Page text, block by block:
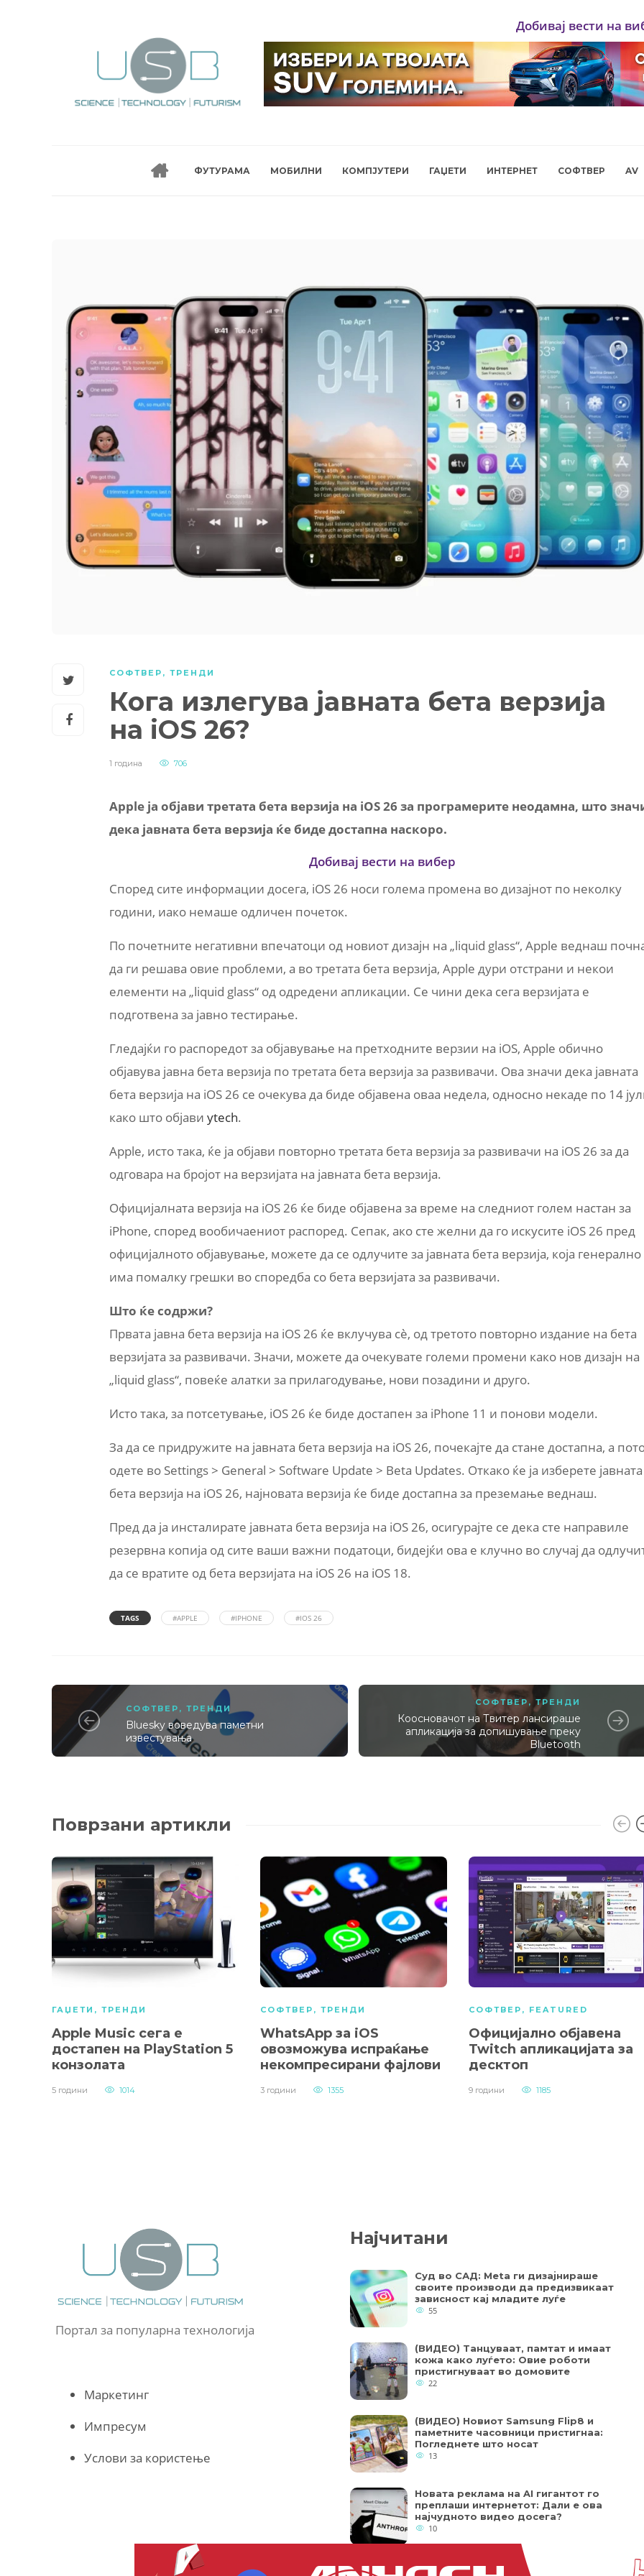
Добивај вести на
ФУТУРАМА МОБИЛНИ КОМПЈУТЕРИ ГАЏЕТИ ИНТЕРНЕТ СОФТВЕР AV
СОФТВЕР , ТРЕНДИ
Кога излегува јавната бета верзија
на iOS 26?
1 година 706
Apple ја објави третата бета верзија на iOS 26 за програмерите неодамна, што
дека јавната бета верзија ќе биде достапна наскоро.
Добивај вести на вибер
Според сите информации досега, iOS 26 носи голема промена во дизајнот по неколку
години, иако немаше одличен почеток.
По почетните негативни впечатоци од новиот дизајн на „liquid glass“, Apple веднаш
да ги решава овие проблеми, а во третата бета верзија, Apple дури отстрани и некои
елементи на „liquid glass“ од одредени апликации. Се чини дека сега верзијата е
подготвена за јавно тестирање.
Гледајќи го распоредот за објавување на претходните верзии на iOS, Apple обично
објавува јавна бета верзија по третата бета верзија за развивачи. Ова значи дека јавната
бета верзија на iOS 26 се очекува да биде објавена оваа недела, односно некаде по 14
како што објави ytech.
Apple, исто така, ќе ја објави повторно третата бета верзија за развивачи на iOS 26 за да
одговара на бројот на верзијата на јавната бета верзија.
Официјалната верзија на iOS 26 ќе биде објавена за време на следниот голем настан за
iPhone, според вообичаениот распоред. Сепак, ако сте желни да го искусите iOS 26 пред
официјалното објавување, можете да се одлучите за јавната бета верзија, која генерално
има помалку грешки во споредба со бета верзијата за развивачи.
Што ќе содржи?
Првата јавна бета верзија на iOS 26 ќе вклучува сè, од третото повторно издание на бета
верзијата за развивачи. Значи, можете да очекувате големи промени како нов дизајн на
„liquid glass“, повеќе алатки за прилагодување, нови позадини и друго.
Исто така, за потсетување, iOS 26 ќе биде достапен за iPhone 11 и понови модели.
За да се придружите на јавната бета верзија на iOS 26, почекајте да стане достапна, а
одете во Settings > General > Software Update > Beta Updates. Откако ќе ја изберете јавната
бета верзија на iOS 26, најновата верзија ќе биде достапна за преземање веднаш.
Пред да ја инсталирате јавната бета верзија на iOS 26, осигурајте се дека сте направиле
резервна копија од сите ваши важни податоци, бидејќи ова е клучно во случај да
да се вратите од бета верзијата на iOS 26 на iOS 18.
TAGS #APPLE #IPHONE #IOS 26
СОФТВЕР ,ТРЕНДИ
Bluesky воведува паметни
известувања
СОФТВЕР ,ТРЕНДИ
Коосновачот на Твитер лансираше
апликација за допишување преку
Bluetooth
Поврзани артикли
ГАЏЕТИ , ТРЕНДИ
Apple Music сега е
достапен на PlayStation 5
конзолата
5 години 1014
СОФТВЕР , ТРЕНДИ
WhatsApp за iOS
овозможува испраќање
некомпресирани фајлови
3 години 1355
СОФТВЕР , FEATURED
Официјално објавена
Twitch апликацијата за
десктоп
9 години 1185
Портал за популарна технологија
Маркетинг
Импресум
Услови за користење
Најчитани
Суд во САД: Meta ги дизајнираше
своите производи да предизвикаат
зависност кај младите луѓе
55
(ВИДЕО) Танцуваат, памтат и имаат
кожа како луѓето: Овие роботи
пристигнуваат во домовите
22
(ВИДЕО) Новиот Samsung Flip8 и
паметните часовници пристигнаа:
Погледнете што носат
13
Новата реклама на AI гигантот го
преплаши интернетот: Дали е ова
најчудното видео досега?
10